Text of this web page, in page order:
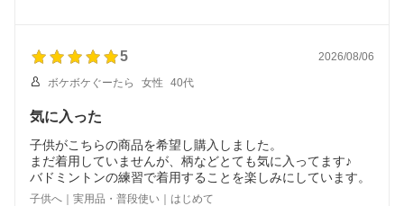
5 2026/08/06
ボケボケぐーたら 女性 40代
気に入った
子供がこちらの商品を希望し購入しました。
まだ着用していませんが、柄などとても気に入ってます♪
バドミントンの練習で着用することを楽しみにしています。
子供へ｜実用品・普段使い｜はじめて